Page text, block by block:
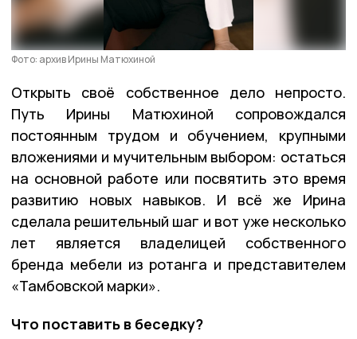
Фото: архив Ирины Матюхиной
Открыть своё собственное дело непросто.
Путь Ирины Матюхиной сопровождался
постоянным трудом и обучением, крупными
вложениями и мучительным выбором: остаться
на основной работе или посвятить это время
развитию новых навыков. И всё же Ирина
сделала решительный шаг и вот уже несколько
лет является владелицей собственного
бренда мебели из ротанга и представителем
«Тамбовской марки».
Что поставить в беседку?